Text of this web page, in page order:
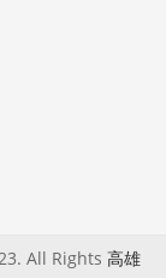
All Rights 高雄